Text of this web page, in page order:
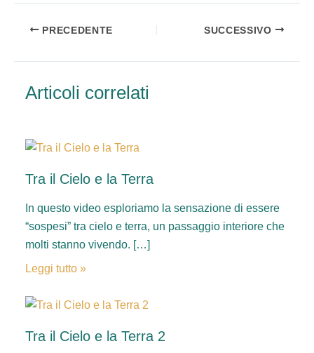
PRECEDENTE SUCCESSIVO
Articoli correlati
Tra il Cielo e la Terra
In questo video esploriamo la sensazione di essere
“sospesi” tra cielo e terra, un passaggio interiore che
molti stanno vivendo. […]
Leggi tutto »
Tra il Cielo e la Terra 2